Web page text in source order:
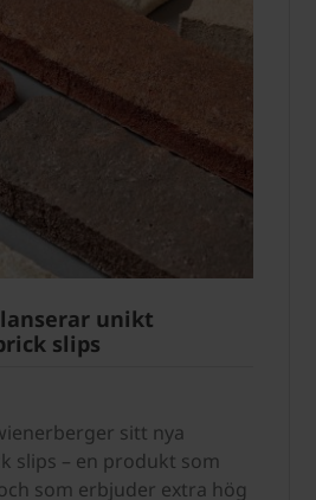
unikt
slips
sitt nya
slips – en produkt som
som erbjuder extra hög